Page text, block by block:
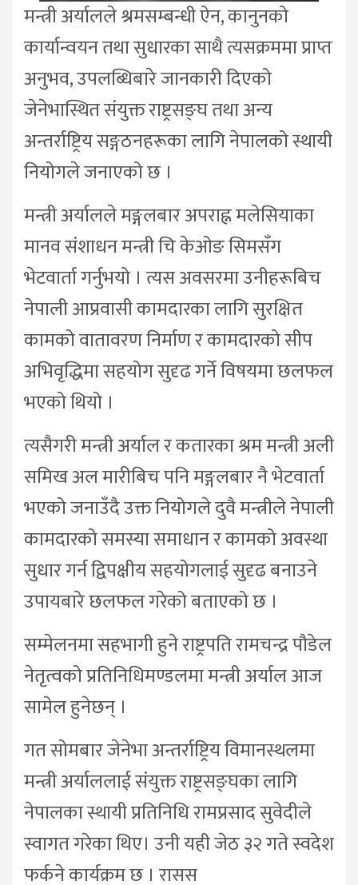
मन्त्री अर्यालले श्रमसम्बन्धी ऐन, कानुनको
कार्यान्वयन तथा सुधारका साथै त्यसक्रममा प्राप्त
अनुभव, उपलब्धिबारे जानकारी दिएको
जेनेभास्थित संयुक्त राष्ट्रसङ्घ तथा अन्य
अन्तर्राष्ट्रिय सङ्गठनहरूका लागि नेपालको स्थायी
नियोगले जनाएको छ ।
मन्त्री अर्यालले मङ्गलबार अपराह्न मलेसियाका
मानव संशाधन मन्त्री चि केओङ सिमसँग
भेटवार्ता गर्नुभयो । त्यस अवसरमा उनीहरूबिच
नेपाली आप्रवासी कामदारका लागि सुरक्षित
कामको वातावरण निर्माण र कामदारको सीप
अभिवृद्धिमा सहयोग सुदृढ गर्ने विषयमा छलफल
भएको थियो ।
त्यसैगरी मन्त्री अर्याल र कतारका श्रम मन्त्री अली
समिख अल मारीबिच पनि मङ्गलबार नै भेटवार्ता
भएको जनाउँदै उक्त नियोगले दुवै मन्त्रीले नेपाली
कामदारको समस्या समाधान र कामको अवस्था
सुधार गर्न द्विपक्षीय सहयोगलाई सुदृढ बनाउने
उपायबारे छलफल गरेको बताएको छ ।
सम्मेलनमा सहभागी हुने राष्ट्रपति रामचन्द्र पौडेल
नेतृत्वको प्रतिनिधिमण्डलमा मन्त्री अर्याल आज
सामेल हुनेछन् ।
गत सोमबार जेनेभा अन्तर्राष्ट्रिय विमानस्थलमा
मन्त्री अर्याललाई संयुक्त राष्ट्रसङ्घका लागि
नेपालका स्थायी प्रतिनिधि रामप्रसाद सुवेदीले
स्वागत गरेका थिए। उनी यही जेठ ३२ गते स्वदेश
फर्कने कार्यक्रम छ । रासस